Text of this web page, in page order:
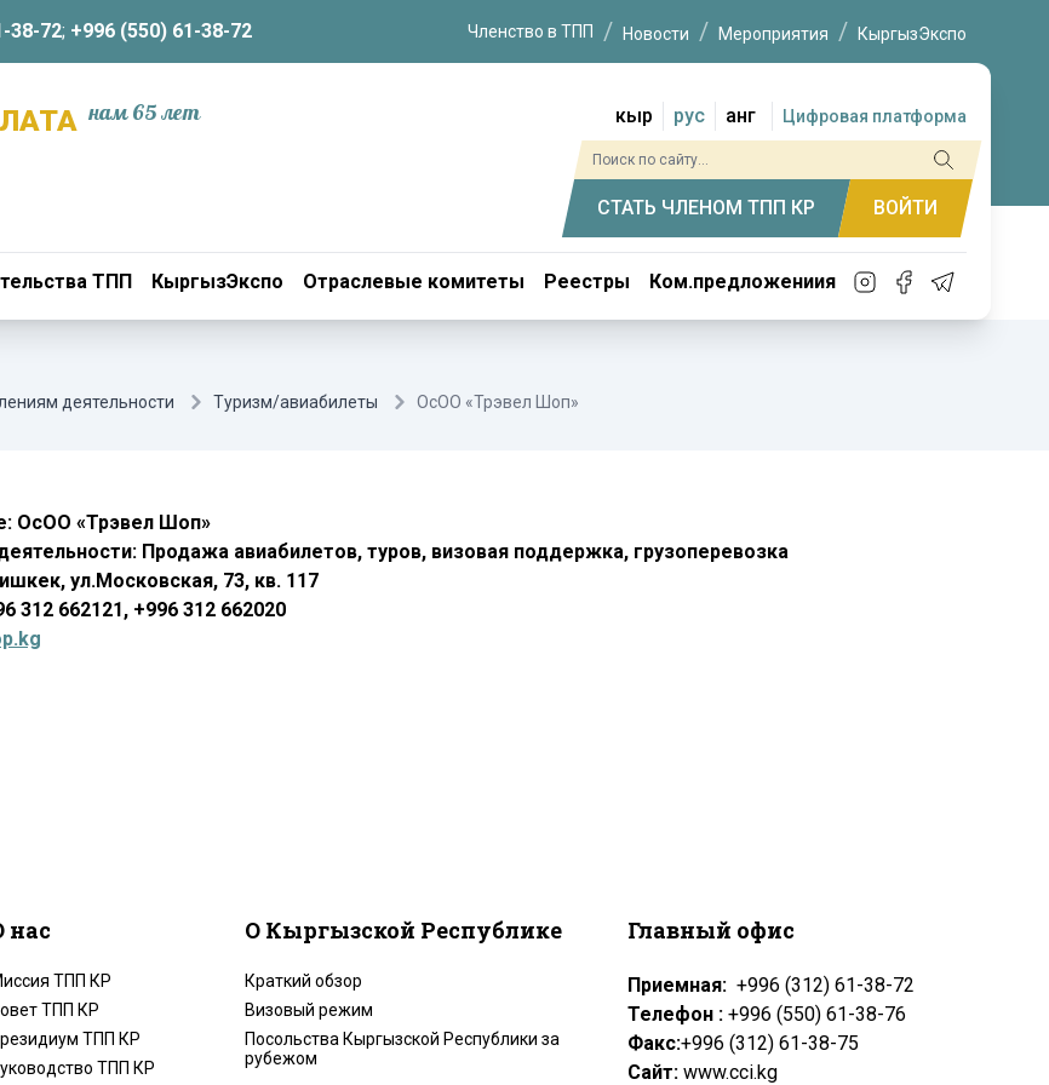
38-72; +996 (550) 61-38-72 Членство в ТПП Новости Мероприятия КыргызЭкспо
нам 65 лет кыр рус анг Цифровая платформа
СТАТЬ ЧЛЕНОМ ТПП КР ВОЙТИ
ТПП КыргызЭкспо Отраслевые комитеты Реестры Ком.предложениия
деятельности Туризм/авиабилеты ОсОО «Трэвел Шоп»
ОсОО «Трэвел Шоп»
Продажа авиабилетов, туров, визовая поддержка, грузоперевозка
ул.Московская, 73, кв. 117
312 662121, +996 312 662020
нас
ТПП КР
ТПП КР
ТПП КР
ТПП КР
О Кыргызской Республике
Краткий обзор
Визовый режим
Посольства Кыргызской Республики за
рубежом
Главный офис
Приемная:+996 (312) 61-38-72
Телефон :+996 (550) 61-38-76
Факс:+996 (312) 61-38-75
Сайт:www.cci.kg